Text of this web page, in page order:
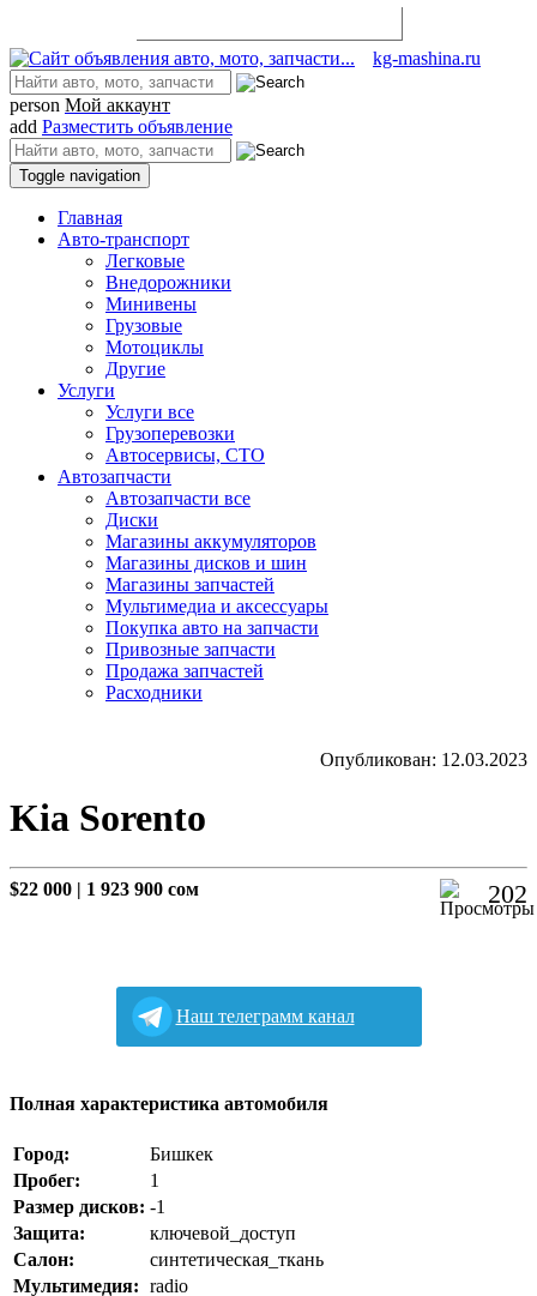
kg-mashina.ru
person Мой аккаунт
add Разместить объявление
Toggle navigation
Главная
Авто-транспорт
Легковые
Внедорожники
Минивены
Грузовые
Мотоциклы
Другие
Услуги
Услуги все
Грузоперевозки
Автосервисы, СТО
Автозапчасти
Автозапчасти все
Диски
Магазины аккумуляторов
Магазины дисков и шин
Магазины запчастей
Мультимедиа и аксессуары
Покупка авто на запчасти
Привозные запчасти
Продажа запчастей
Расходники
Опубликован: 12.03.2023
Kia Sorento
$22 000 | 1 923 900 сом 202
Наш телеграмм канал
Полная характеристика автомобиля
Город:
Бишкек
Пробег:
1
Размер дисков: -1
Защита:
ключевой_доступ
Салон:
синтетическая_ткань
Мультимедия: radio